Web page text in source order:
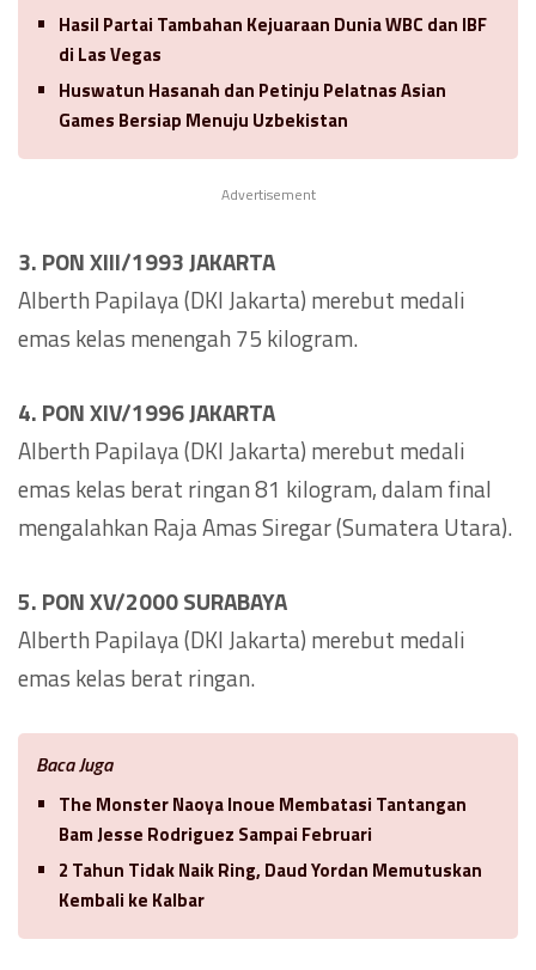
Hasil Partai Tambahan Kejuaraan Dunia WBC dan IBF
di Las Vegas
Huswatun Hasanah dan Petinju Pelatnas Asian
Games Bersiap Menuju Uzbekistan
Advertisement
3. PON XIII/1993 JAKARTA
Alberth Papilaya (DKI Jakarta) merebut medali
emas kelas menengah 75 kilogram.
4. PON XIV/1996 JAKARTA
Alberth Papilaya (DKI Jakarta) merebut medali
emas kelas berat ringan 81 kilogram, dalam final
mengalahkan Raja Amas Siregar (Sumatera Utara).
5. PON XV/2000 SURABAYA
Alberth Papilaya (DKI Jakarta) merebut medali
emas kelas berat ringan.
Baca Juga
The Monster Naoya Inoue Membatasi Tantangan
Bam Jesse Rodriguez Sampai Februari
2 Tahun Tidak Naik Ring, Daud Yordan Memutuskan
Kembali ke Kalbar